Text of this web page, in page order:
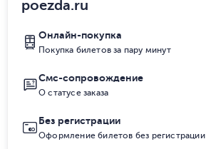
poezda.ru
Онлайн-покупка
Покупка билетов за пару минут
Смс-сопровождение
О статусе заказа
Без регистрации
Оформление билетов без регистрации